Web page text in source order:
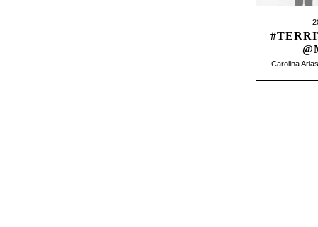
Carolina Arias